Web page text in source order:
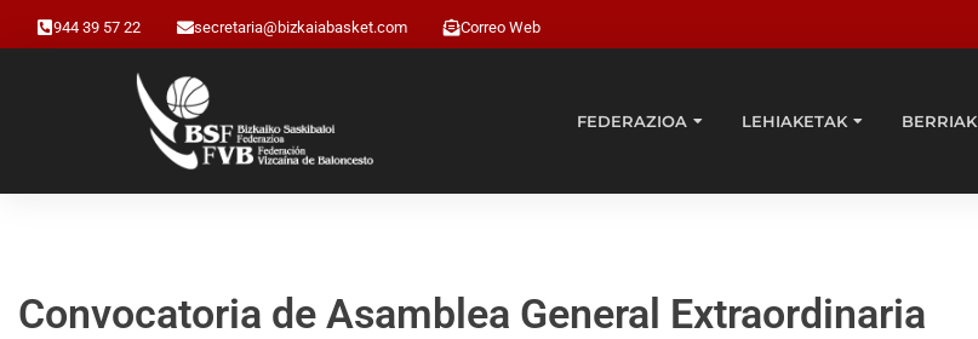
944 39 57 22 secretaria@bizkaiabasket.com Correo Web
FEDERAZIOA LEHIAKETAK BERRIAK
Convocatoria de Asamblea General Extraordinaria